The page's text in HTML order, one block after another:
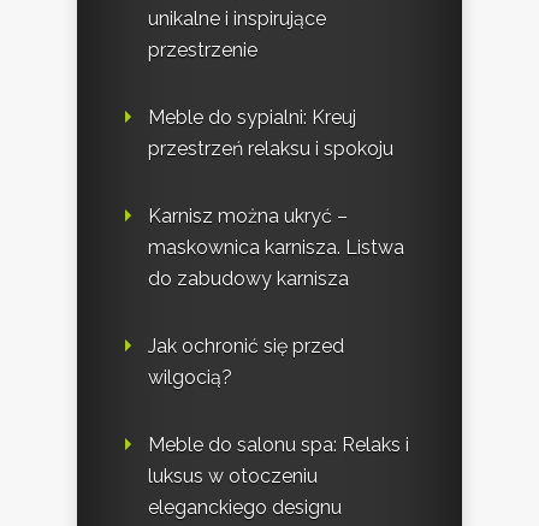
unikalne i inspirujące
przestrzenie
Meble do sypialni: Kreuj
przestrzeń relaksu i spokoju
Karnisz można ukryć –
maskownica karnisza. Listwa
do zabudowy karnisza
Jak ochronić się przed
wilgocią?
Meble do salonu spa: Relaks i
luksus w otoczeniu
eleganckiego designu